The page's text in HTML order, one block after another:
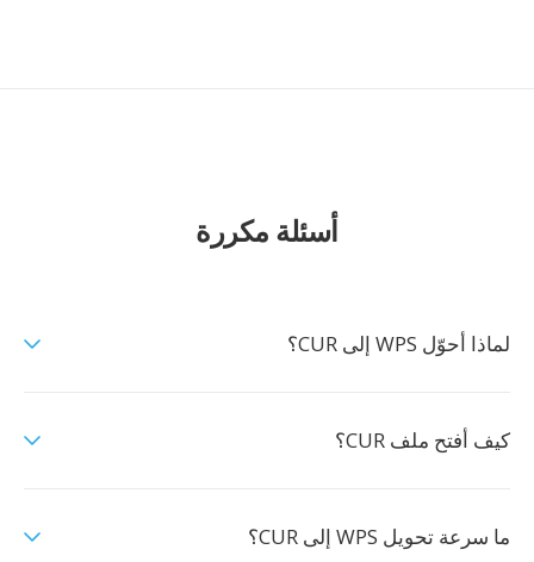
أسئلة مكررة
لماذا أحوّل WPS إلى CUR؟
كيف أفتح ملف CUR؟
ما سرعة تحويل WPS إلى CUR؟